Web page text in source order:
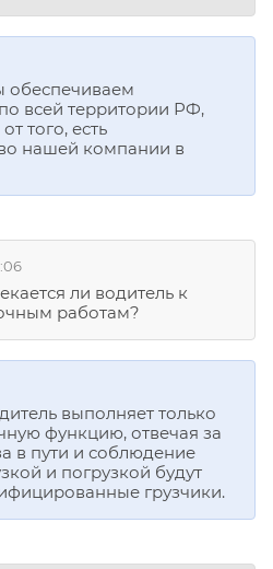
всей территории РФ,
того, есть
нашей компании в
ли водитель к
работам?
выполняет только
функцию, отвечая за
в пути и соблюдение
и погрузкой будут
грузчики.